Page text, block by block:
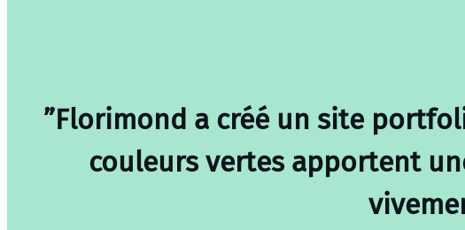
”Florimond a créé un site
couleurs vertes apportent